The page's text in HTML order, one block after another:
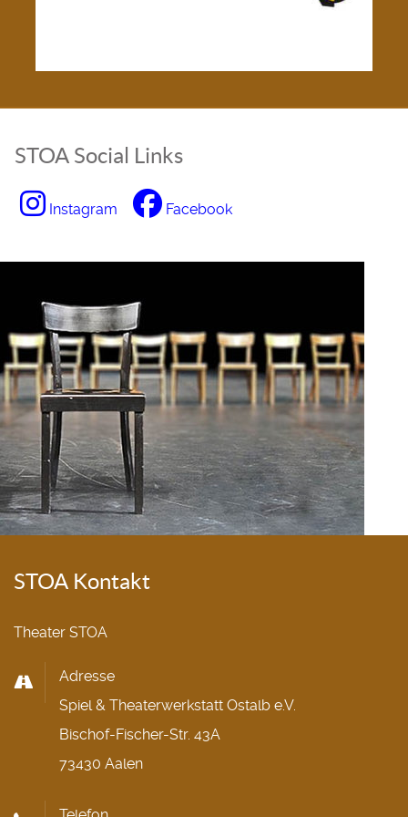
STOA Social Links
Instagram Facebook
STOA Kontakt
Theater STOA
Adresse
Spiel & Theaterwerkstatt Ostalb e.V.
Bischof-Fischer-Str. 43A
73430 Aalen